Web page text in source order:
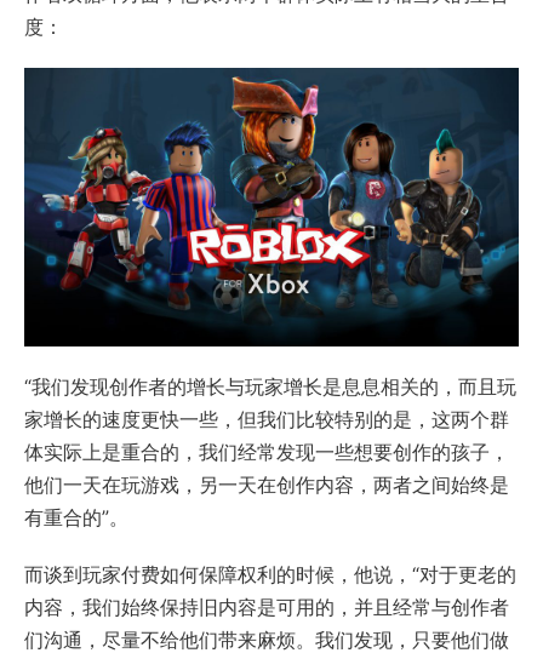
度：
“我们发现创作者的增长与玩家增长是息息相关的，而且玩
家增长的速度更快一些，但我们比较特别的是，这两个群
体实际上是重合的，我们经常发现一些想要创作的孩子，
他们一天在玩游戏，另一天在创作内容，两者之间始终是
有重合的”。
而谈到玩家付费如何保障权利的时候，他说，“对于更老的
内容，我们始终保持旧内容是可用的，并且经常与创作者
们沟通，尽量不给他们带来麻烦。我们发现，只要他们做